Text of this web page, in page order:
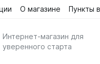
О магазине Пункты
Интернет-магазин для
уверенного старта